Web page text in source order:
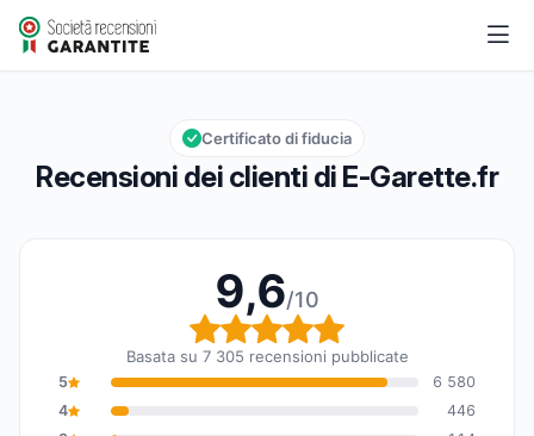
E-Garette.fr
Valutazione globale: 9,6 su 10
9,6/10
Recensioni dei clienti di E-Garette.fr
Certificato di fiducia
9,6/10
Valutazione globale:
Basata su 7 305 recensioni pubblicate
5
6 580
4
446